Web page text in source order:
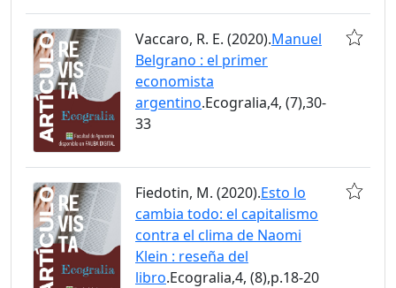
Vaccaro, R. E. (2020).Manuel
Belgrano : el primer
economista
argentino.Ecogralia,4, (7),30-
33
Fiedotin, M. (2020).Esto lo
cambia todo: el capitalismo
contra el clima de Naomi
Klein : reseña del
libro.Ecogralia,4, (8),p.18-20